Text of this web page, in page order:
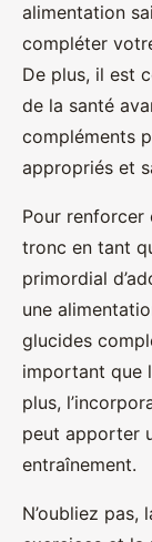
alimentation
compléter
De plus, il est
de la santé
compléments
appropriés et
Pour renforcer
tronc en tant
primordial
une
glucides
important que
plus,
peut apporter
entraînement.
N’oubliez pas,